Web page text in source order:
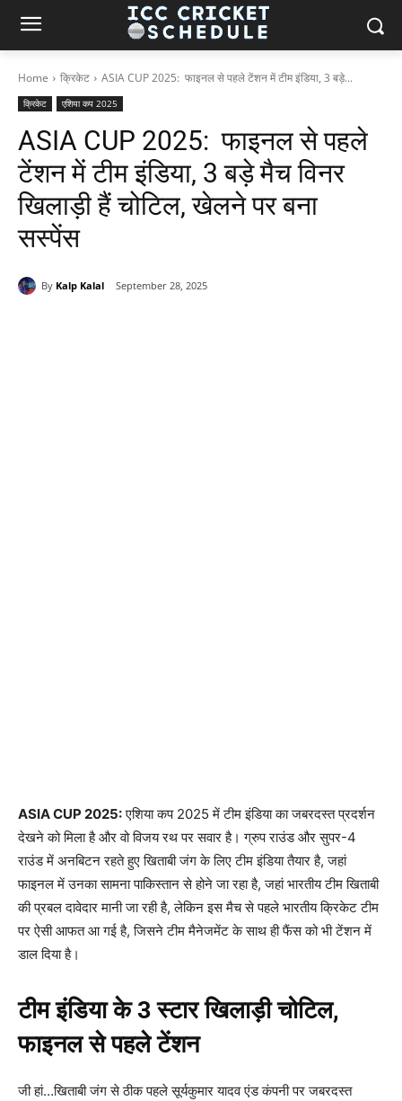
Home क्रिकेट ASIA CUP 2025: फाइनल से पहले टेंशन में टीम इंडिया, 3 बड़े...
क्रिकेट एशिया कप 2025
ASIA CUP 2025: फाइनल से पहले
टेंशन में टीम इंडिया, 3 बड़े मैच विनर
खिलाड़ी हैं चोटिल, खेलने पर बना
सस्पेंस
By Kalp Kalal September 28, 2025
ASIA CUP 2025:एशिया कप 2025 में टीम इंडिया का जबरदस्त प्रदर्शन
देखने को मिला है और वो विजय रथ पर सवार है। ग्रुप राउंड और सुपर-4
राउंड में अनबिटन रहते हुए खिताबी जंग के लिए टीम इंडिया तैयार है, जहां
फाइनल में उनका सामना पाकिस्तान से होने जा रहा है, जहां भारतीय टीम खिताबी
की प्रबल दावेदार मानी जा रही है, लेकिन इस मैच से पहले भारतीय क्रिकेट टीम
पर ऐसी आफत आ गई है, जिसने टीम मैनेजमेंट के साथ ही फैंस को भी टेंशन में
डाल दिया है।
टीम इंडिया के 3 स्टार खिलाड़ी चोटिल,
फाइनल से पहले टेंशन
जी हां…खिताबी जंग से ठीक पहले सूर्यकुमार यादव एंड कंपनी पर जबरदस्त